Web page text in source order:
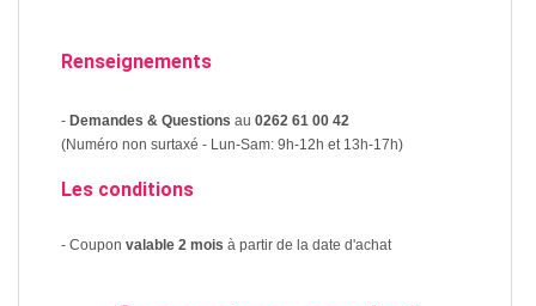
Renseignements
- Demandes & Questions au 0262 61 00 42
(Numéro non surtaxé - Lun-Sam: 9h-12h et 13h-17h)
Les conditions
- Coupon valable 2 mois à partir de la date d'achat